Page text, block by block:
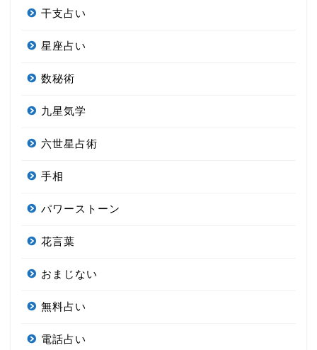
干支占い
星座占い
数秘術
九星気学
六世星占術
手相
パワーストーン
花言葉
おまじない
無料占い
電話占い